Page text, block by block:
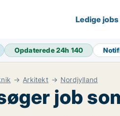
Ledige jobs
Opdaterede 24h 140
Arkitekt Nordjylland
job